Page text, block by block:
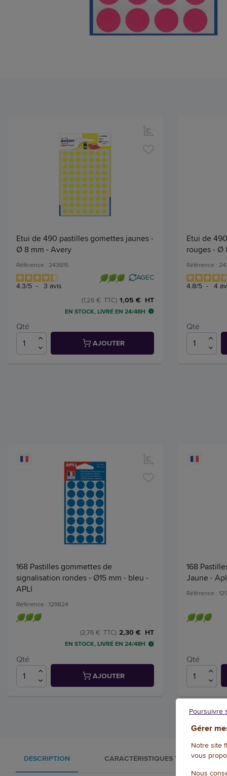
Etui de 490 pastilles gomettes jaunes -
Ø 8 mm - Avery
Référence : 243615
4.3/5 - 3 avis
AGEC
1,05 € HT
(1,26 € TTC)
EN STOCK, LIVRÉ EN 24/48H
Qté
AJOUTER
Etui de
rouges - Ø
Référence :
4.8/5 - 4
Qté
168 Pastilles gommettes de
signalisation rondes - Ø15 mm - bleu -
APLI
Référence : 129824
2,30 € HT
(2,76 € TTC)
EN STOCK, LIVRÉ EN 24/48H
Qté
AJOUTER
168
Jaune -
Référence :
Qté
DESCRIPTION CARACTÉRISTIQUES TECHNIQUES
Gérer
Notre site
vous
Nous
Poursuivre